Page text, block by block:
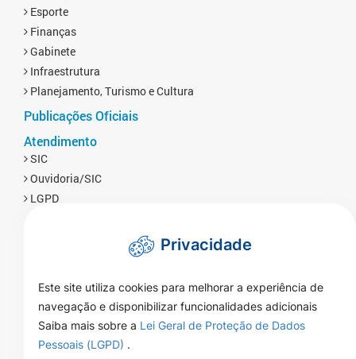
Esporte
Finanças
Gabinete
Infraestrutura
Planejamento, Turismo e Cultura
Publicações Oficiais
Atendimento
SIC
Ouvidoria/SIC
LGPD
Privacidade
Este site utiliza cookies para melhorar a experiência de
navegação e disponibilizar funcionalidades adicionais
Saiba mais sobre a Lei Geral de Proteção de Dados
Pessoais (LGPD) .